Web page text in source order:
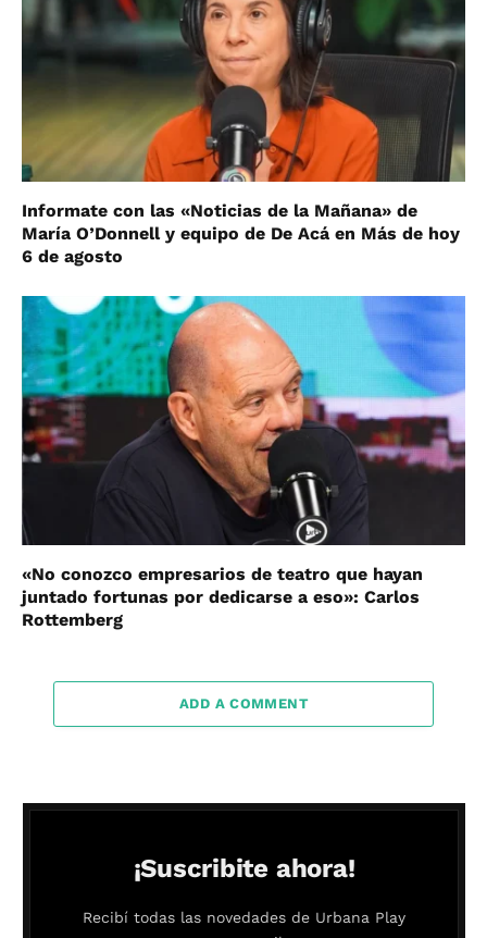
Informate con las «Noticias de la Mañana» de
María O’Donnell y equipo de De Acá en Más de hoy
6 de agosto
«No conozco empresarios de teatro que hayan
juntado fortunas por dedicarse a eso»: Carlos
Rottemberg
ADD A COMMENT
¡Suscribite ahora!
Recibí todas las novedades de Urbana Play